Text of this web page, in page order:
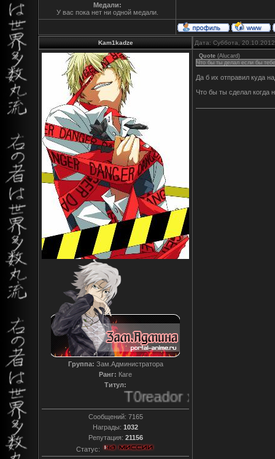
Медали:
У вас пока нет ни одной медали.
Kam1kadze Дата: Суббота,
Группа: Зам.Администратора
Ранг: Каге
Титул:
T0reador xD
Сообщений: 7165
Награды: 1032
Репутация: 21156
Статус:
Quote (Alucard)
Что бы ты делал если бы
Да б их отправил куда
Что бы ты сделал когда